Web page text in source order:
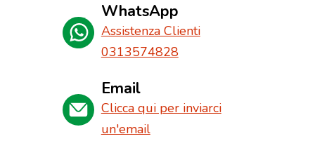
WhatsApp
Assistenza Clienti
0313574828
Email
Clicca qui per inviarci
un'email